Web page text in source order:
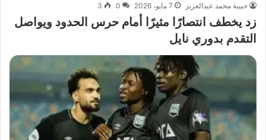
حبيبة محمد عبدالعزيز 7 مايو، 2026 0
3
زد يخطف انتصارًا مثيرًا أمام حرس الحدود ويواصل
التقدم بدوري نايل